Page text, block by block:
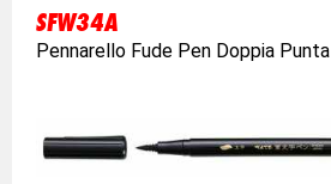
SFW34A
Pennarello Fude Pen Doppia Punta